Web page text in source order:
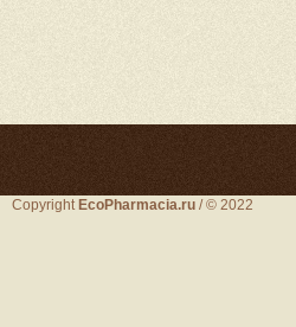
Copyright EcoPharmacia.ru / © 2022